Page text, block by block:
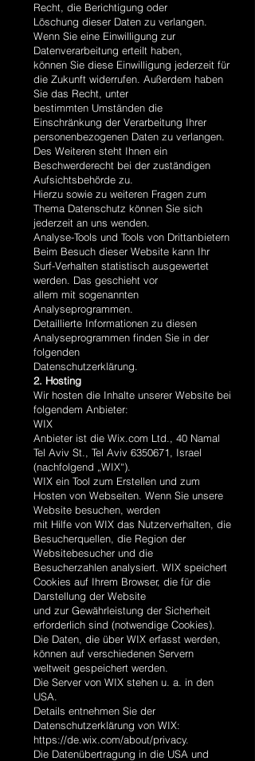
Recht, die Berichtigung oder
Löschung dieser Daten zu verlangen.
Wenn Sie eine Einwilligung zur
Datenverarbeitung erteilt haben,
können Sie diese Einwilligung jederzeit für
die Zukunft widerrufen. Außerdem haben
Sie das Recht, unter
bestimmten Umständen die
Einschränkung der Verarbeitung Ihrer
personenbezogenen Daten zu verlangen.
Des Weiteren steht Ihnen ein
Beschwerderecht bei der zuständigen
Aufsichtsbehörde zu.
Hierzu sowie zu weiteren Fragen zum
Thema Datenschutz können Sie sich
jederzeit an uns wenden.
Analyse-Tools und Tools von Drittanbietern
Beim Besuch dieser Website kann Ihr
Surf-Verhalten statistisch ausgewertet
werden. Das geschieht vor
allem mit sogenannten
Analyseprogrammen.
Detaillierte Informationen zu diesen
Analyseprogrammen finden Sie in der
folgenden
Datenschutzerklärung.
2. Hosting
Wir hosten die Inhalte unserer Website bei
folgendem Anbieter:
WIX
Anbieter ist die Wix.com Ltd., 40 Namal
Tel Aviv St., Tel Aviv 6350671, Israel
(nachfolgend „WIX“).
WIX ein Tool zum Erstellen und zum
Hosten von Webseiten. Wenn Sie unsere
Website besuchen, werden
mit Hilfe von WIX das Nutzerverhalten, die
Besucherquellen, die Region der
Websitebesucher und die
Besucherzahlen analysiert. WIX speichert
Cookies auf Ihrem Browser, die für die
Darstellung der Website
und zur Gewährleistung der Sicherheit
erforderlich sind (notwendige Cookies).
Die Daten, die über WIX erfasst werden,
können auf verschiedenen Servern
weltweit gespeichert werden.
Die Server von WIX stehen u. a. in den
USA.
Details entnehmen Sie der
Datenschutzerklärung von WIX:
https://de.wix.com/about/privacy.
Die Datenübertragung in die USA und